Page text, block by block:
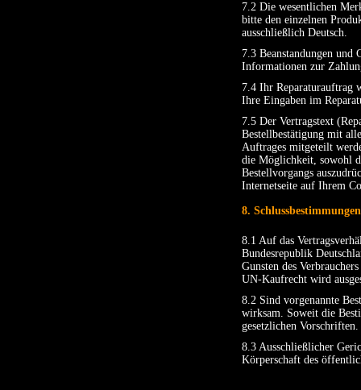
7.2 Die wesentlichen
bitte den einzelnen
ausschließlich Deutsch.
7.3 Beanstandungen und
Informationen zur
7.4 Ihr Reparaturauftrag
Ihre Eingaben im
7.5 Der Vertragstext
Bestellbestätigung mit
Auftrages mitgeteilt
die Möglichkeit, sowohl
Bestellvorgangs
Internetseite auf Ihrem
8. Schlussbestimmungen
8.1 Auf das
Bundesrepublik
Gunsten des
UN-Kaufrecht wird
8.2 Sind vorgenannte
wirksam. Soweit die
gesetzlichen Vorschriften.
8.3 Ausschließlicher
Körperschaft des